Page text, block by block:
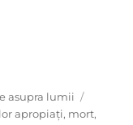
asupra lumii
apropiați, mort,